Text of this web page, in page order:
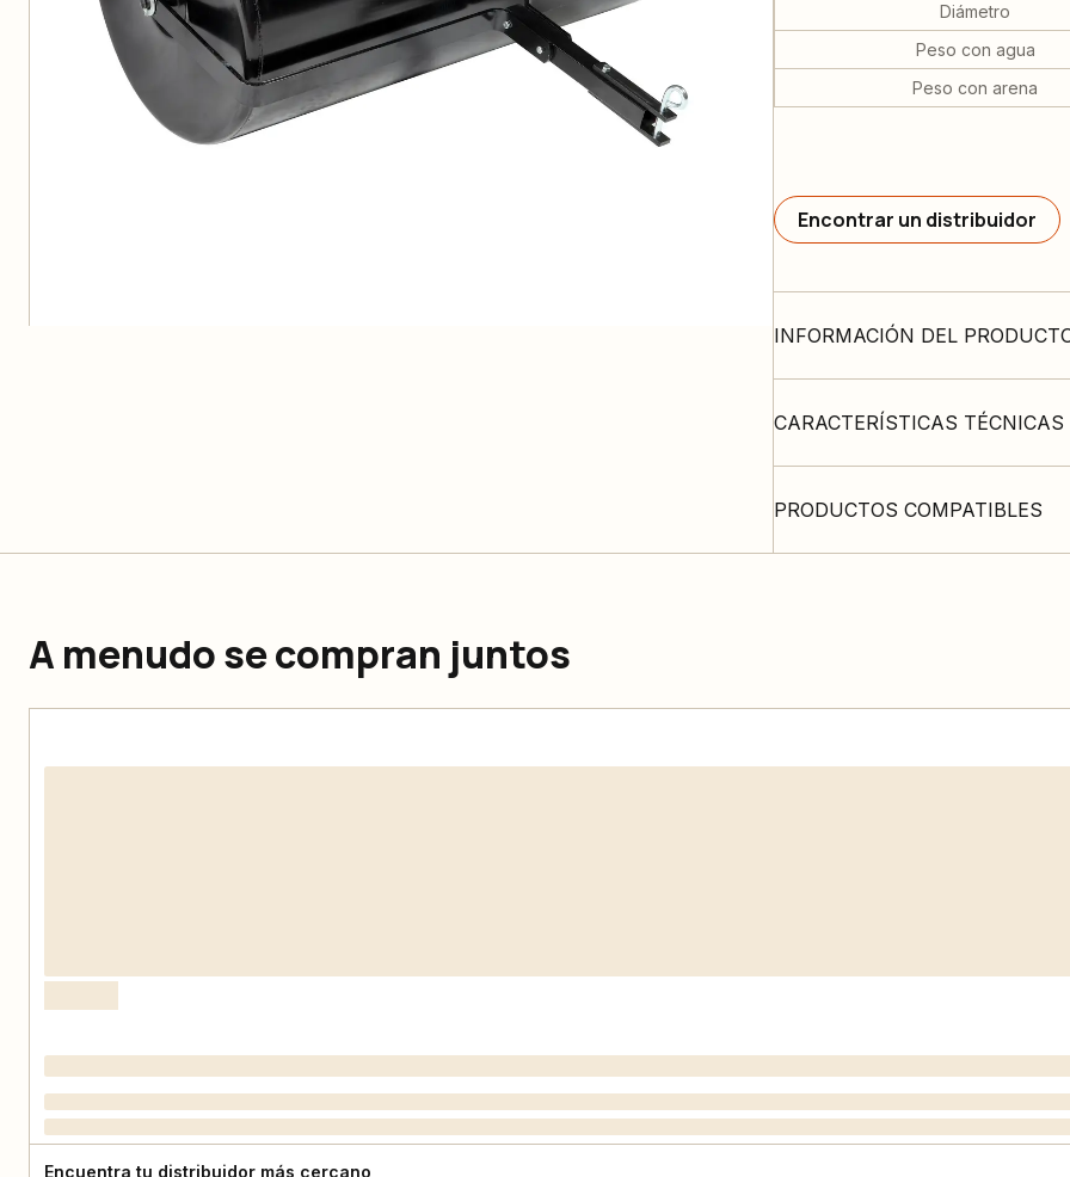
Diámetro
Peso con agua
Peso con arena
Encontrar un distribuidor
INFORMACIÓN DEL
CARACTERÍSTICAS TÉCNICAS
PRODUCTOS COMPATIBLES
A menudo se compran juntos
Encuentra tu distribuidor más cercano